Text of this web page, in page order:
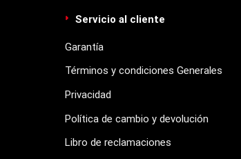
Servicio al cliente
Garantía
Términos y condiciones Generales
Privacidad
Política de cambio y devolución
Libro de reclamaciones